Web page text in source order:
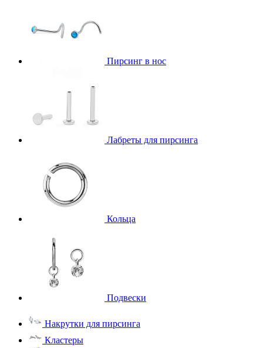
Пирсинг в нос
Лабреты для пирсинга
Кольца
Подвески
Накрутки для пирсинга
Кластеры